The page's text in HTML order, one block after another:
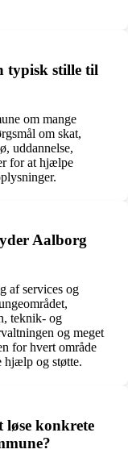
typisk stille til
om mange
om skat,
uddannelse,
for at hjælpe
Aalborg
af services og
teknik- og
og meget
for hvert område
hjælp og støtte.
konkrete